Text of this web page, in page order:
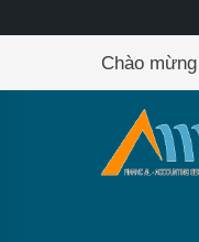
Chào